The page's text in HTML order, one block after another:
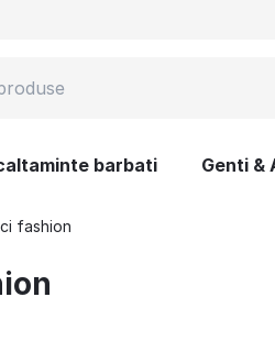
barbati Genti &
fashion